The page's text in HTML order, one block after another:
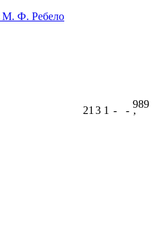
М. Ф. Ребело
21 3 1 - -
989
ʼ